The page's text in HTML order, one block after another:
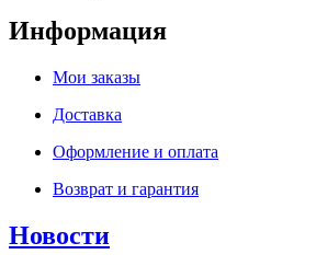
Информация
Мои заказы
Доставка
Оформление и оплата
Возврат и гарантия
Новости